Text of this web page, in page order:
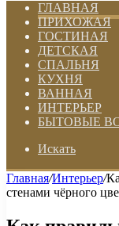
ГЛАВНАЯ
ПРИХОЖАЯ
ГОСТИНАЯ
ДЕТСКАЯ
СПАЛЬНЯ
КУХНЯ
ВАННАЯ
ИНТЕРЬЕР
БЫТОВЫЕ
Искать
Главная/Интерьер/
стенами чёрного